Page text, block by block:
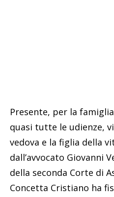
Presente, per la
quasi tutte le udienze,
vedova e la figlia della
dall’avvocato Giovanni
della seconda Corte di
Concetta Cristiano ha